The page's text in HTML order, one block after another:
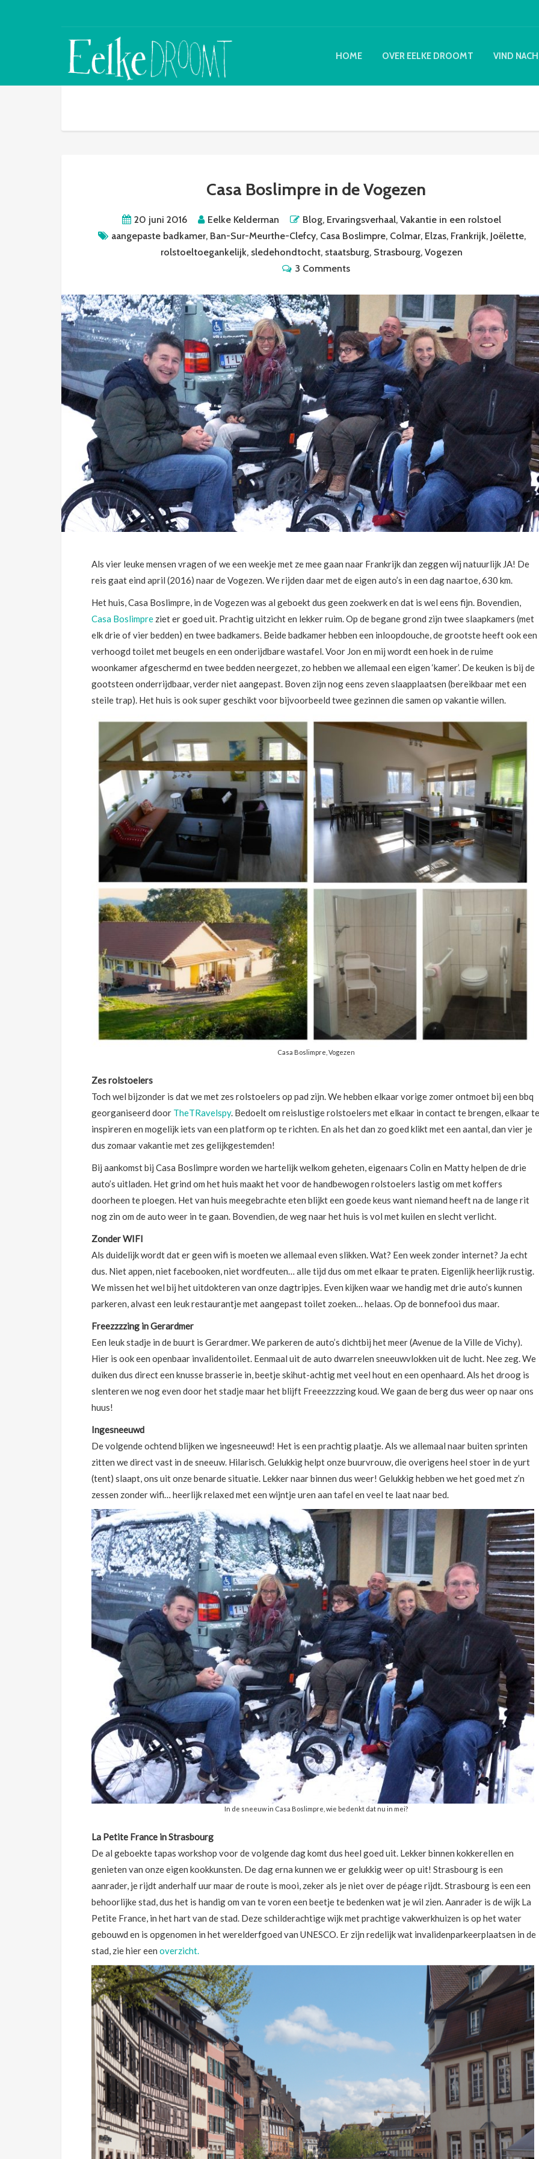
HOME OVER EELKE DROOMT VIND
Casa Boslimpre in de Vogezen
20 juni 2016 Eelke Kelderman Blog, Ervaringsverhaal,Vakantie in een rolstoel
aangepaste badkamer, Ban-Sur-Meurthe-Clefcy, Casa Boslimpre, Colmar, Elzas, Frankrijk, Joëlette,
rolstoeltoegankelijk, sledehondtocht, staatsburg, Strasbourg,Vogezen
3 Comments
Als vier leuke mensen vragen of we een weekje met ze mee gaan naar Frankrijk dan zeggen wij natuurlijk JA! De
reis gaat eind april (2016) naar de Vogezen. We rijden daar met de eigen auto’s in een dag naartoe, 630 km.
Het huis, Casa Boslimpre, in de Vogezen was al geboekt dus geen zoekwerk en dat is wel eens fijn. Bovendien,
Casa Boslimpre ziet er goed uit. Prachtig uitzicht en lekker ruim. Op de begane grond zijn twee slaapkamers (met
elk drie of vier bedden) en twee badkamers. Beide badkamer hebben een inloopdouche, de grootste heeft ook een
verhoogd toilet met beugels en een onderijdbare wastafel. Voor Jon en mij wordt een hoek in de ruime
woonkamer afgeschermd en twee bedden neergezet, zo hebben we allemaal een eigen ‘kamer’. De keuken is bij de
gootsteen onderrijdbaar, verder niet aangepast. Boven zijn nog eens zeven slaapplaatsen (bereikbaar met een
steile trap). Het huis is ook super geschikt voor bijvoorbeeld twee gezinnen die samen op vakantie willen.
Casa Boslimpre, Vogezen
Zes rolstoelers
Toch wel bijzonder is dat we met zes rolstoelers op pad zijn. We hebben elkaar vorige zomer ontmoet bij een bbq
georganiseerd door TheTRavelspy. Bedoelt om reislustige rolstoelers met elkaar in contact te brengen, elkaar te
inspireren en mogelijk iets van een platform op te richten. En als het dan zo goed klikt met een aantal, dan vier je
dus zomaar vakantie met zes gelijkgestemden!
Bij aankomst bij Casa Boslimpre worden we hartelijk welkom geheten, eigenaars Colin en Matty helpen de drie
auto’s uitladen. Het grind om het huis maakt het voor de handbewogen rolstoelers lastig om met koffers
doorheen te ploegen. Het van huis meegebrachte eten blijkt een goede keus want niemand heeft na de lange rit
nog zin om de auto weer in te gaan. Bovendien, de weg naar het huis is vol met kuilen en slecht verlicht.
Zonder WIFI
Als duidelijk wordt dat er geen wifi is moeten we allemaal even slikken. Wat? Een week zonder internet? Ja echt
dus. Niet appen, niet facebooken, niet wordfeuten… alle tijd dus om met elkaar te praten. Eigenlijk heerlijk rustig.
We missen het wel bij het uitdokteren van onze dagtripjes. Even kijken waar we handig met drie auto’s kunnen
parkeren, alvast een leuk restaurantje met aangepast toilet zoeken… helaas. Op de bonnefooi dus maar.
Freezzzzing in Gerardmer
Een leuk stadje in de buurt is Gerardmer. We parkeren de auto’s dichtbij het meer (Avenue de la Ville de Vichy).
Hier is ook een openbaar invalidentoilet. Eenmaal uit de auto dwarrelen sneeuwvlokken uit de lucht. Nee zeg. We
duiken dus direct een knusse brasserie in, beetje skihut-achtig met veel hout en een openhaard. Als het droog is
slenteren we nog even door het stadje maar het blijft Freeezzzzing koud. We gaan de berg dus weer op naar ons
huus!
Ingesneeuwd
De volgende ochtend blijken we ingesneeuwd! Het is een prachtig plaatje. Als we allemaal naar buiten sprinten
zitten we direct vast in de sneeuw. Hilarisch. Gelukkig helpt onze buurvrouw, die overigens heel stoer in de yurt
(tent) slaapt, ons uit onze benarde situatie. Lekker naar binnen dus weer! Gelukkig hebben we het goed met z’n
zessen zonder wifi… heerlijk relaxed met een wijntje uren aan tafel en veel te laat naar bed.
In de sneeuw in Casa Boslimpre, wie bedenkt dat nu in mei?
La Petite France in Strasbourg
De al geboekte tapas workshop voor de volgende dag komt dus heel goed uit. Lekker binnen kokkerellen en
genieten van onze eigen kookkunsten. De dag erna kunnen we er gelukkig weer op uit! Strasbourg is een
aanrader, je rijdt anderhalf uur maar de route is mooi, zeker als je niet over de péage rijdt. Strasbourg is een een
behoorlijke stad, dus het is handig om van te voren een beetje te bedenken wat je wil zien. Aanrader is de wijk La
Petite France, in het hart van de stad. Deze schilderachtige wijk met prachtige vakwerkhuizen is op het water
gebouwd en is opgenomen in het werelderfgoed van UNESCO. Er zijn redelijk wat invalidenparkeerplaatsen in de
stad, zie hier een overzicht.